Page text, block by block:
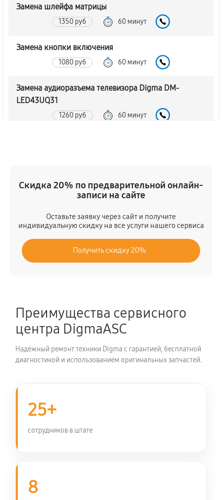
Замена шлейфа матрицы
1350 руб 60 минут
Замена кнопки включения
1080 руб 60 минут
Замена аудиоразъема телевизора Digma DM-
LED43UQ31
1260 руб 60 минут
Замена разъёмов (HDMI, DVI, Дисплей порта)
LED43UQ31
900 руб 60 минут
1620 руб 60 минут
60 минут
LED43UQ31
Скидка 20% по предварительной онлайн-
записи на сайте
Оставьте заявку через сайт и получите
индивидуальную скидку на все услуги нашего сервиса
Получить скидку 20%
Преимущества сервисного
центра DigmaASC
Надёжный ремонт техники Digma с гарантией, бесплатной
диагностикой и использованием оригинальных запчастей.
25+
сотрудников в штате
8